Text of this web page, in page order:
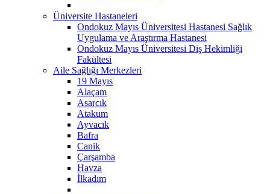
Üniversite Hastaneleri
Ondokuz Mayıs Üniversitesi Hastanesi Sağlık
Uygulama ve Araştırma Hastanesi
Ondokuz Mayıs Üniversitesi Diş Hekimliği
Fakültesi
Aile Sağlığı Merkezleri
19 Mayıs
Alaçam
Asarcık
Atakum
Ayvacık
Bafra
Canik
Çarşamba
Havza
İlkadım